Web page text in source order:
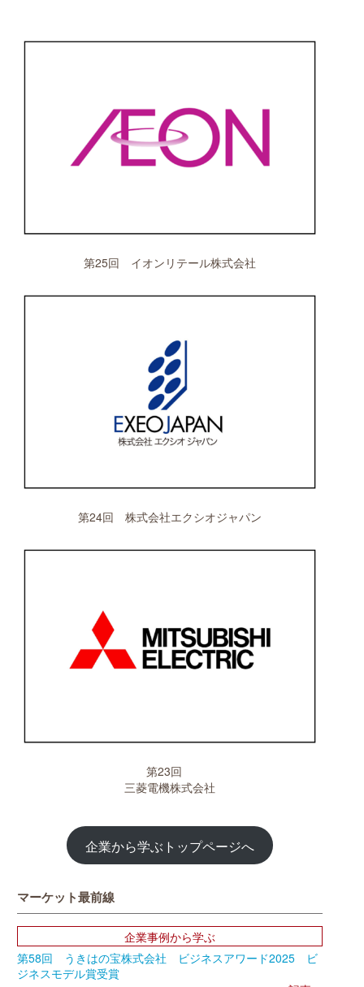
第25回 イオンリテール株式会社
第24回 株式会社エクシオジャパン
第23回
三菱電機株式会社
企業から学ぶトップページへ
マーケット最前線
企業事例から学ぶ
第58回 うきはの宝株式会社 ビジネスアワード2025 ビ
ジネスモデル賞受賞